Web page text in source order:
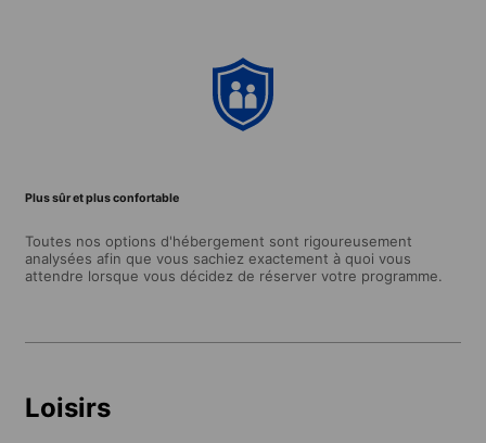
Plus sûr et plus confortable
Toutes nos options d'hébergement sont rigoureusement
analysées afin que vous sachiez exactement à quoi vous
attendre lorsque vous décidez de réserver votre programme.
Loisirs